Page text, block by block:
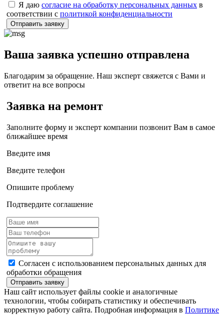
Я даю согласие на обработку персональных данных в
соответствии с политикой конфиденциальности
Отправить заявку
Ваша заявка успешно отправлена
Благодарим за обращение. Наш эксперт свяжется с Вами и
ответит на все вопросы
Заявка на ремонт
Заполните форму и эксперт компании позвонит Вам в самое
ближайшее время
Введите имя
Введите телефон
Опишите проблему
Подтвердите соглашение
Согласен с использованием персональных данных для
обработки обращения
Отправить заявку
Наш сайт использует файлы cookie и аналогичные
технологии, чтобы собирать статистику и обеспечивать
корректную работу сайта. Подробная информация в Политике